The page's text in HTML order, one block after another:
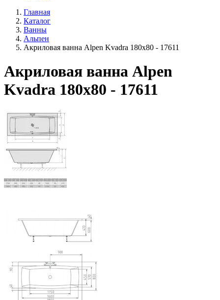
Главная
Каталог
Ванны
Альпен
Акриловая ванна Alpen Kvadra 180x80 - 17611
Акриловая ванна Alpen
Kvadra 180x80 - 17611